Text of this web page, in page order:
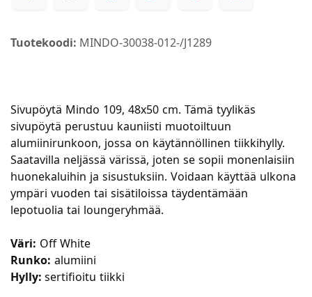
Tuotekoodi: MINDO-30038-012-/J1289
Sivupöytä Mindo 109, 48x50 cm. Tämä tyylikäs
sivupöytä perustuu kauniisti muotoiltuun
alumiinirunkoon, jossa on käytännöllinen tiikkihylly.
Saatavilla neljässä värissä, joten se sopii monenlaisiin
huonekaluihin ja sisustuksiin. Voidaan käyttää ulkona
ympäri vuoden tai sisätiloissa täydentämään
lepotuolia tai loungeryhmää.
Väri: Off White
Runko: alumiini
Hylly: sertifioitu tiikki